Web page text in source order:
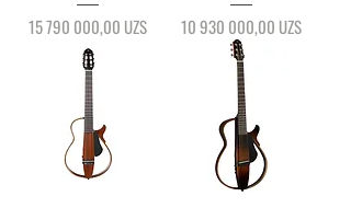
Цена
15 790 000,00 UZS Цена
10 930 000,00 UZS